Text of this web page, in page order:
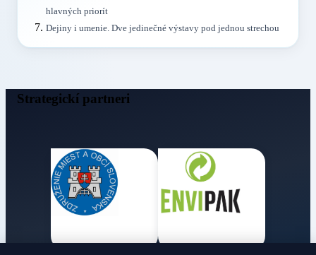
hlavných priorít
Dejiny i umenie. Dve jedinečné výstavy pod jednou strechou
Strategickí partneri